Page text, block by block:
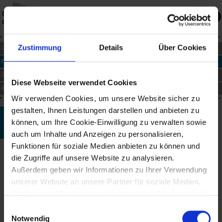
Zustimmung Details Über Cookies
Diese Webseite verwendet Cookies
Wir verwenden Cookies, um unsere Website sicher zu
gestalten, Ihnen Leistungen darstellen und anbieten zu
können, um Ihre Cookie-Einwilligung zu verwalten sowie
auch um Inhalte und Anzeigen zu personalisieren,
Funktionen für soziale Medien anbieten zu können und
die Zugriffe auf unsere Website zu analysieren.
Außerdem geben wir Informationen zu Ihrer Verwendung
unserer Website an unsere Partner für soziale Medien,
Werbung und Analysen weiter, die auch in Ländern sind,
gegeben ist, und in denen Sie Ihre Rechte uU nicht
Notwendig
Gedächtnis
des Landes
Merkliste
CHRONIK
PERSONEN
Johann Martin Lerch
*1643 bis †3.7.1693
Biographie
Johann Martin Lerch wurde in Oberlenningen in Württemberg
geboren. Er war zwischen 1659 und 1689 in Wien tätig, heiratete
1665 und hielt sich vorübergehend auch in Prag auf. Von seiner
Hand sind vor allem Porträts, Darstellungen von Tagesereignissen,
Rahmung und Beiwerk bekannt. 1683 verfasste und